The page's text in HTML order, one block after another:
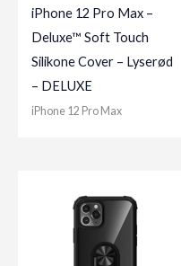
iPhone 12 Pro Max –
Deluxe™ Soft Touch
Silikone Cover – Lyserød
– DELUXE
iPhone 12 Pro Max